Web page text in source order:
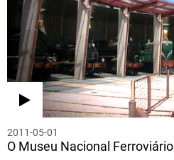
2011-05-01
O Museu Nacional Ferroviário